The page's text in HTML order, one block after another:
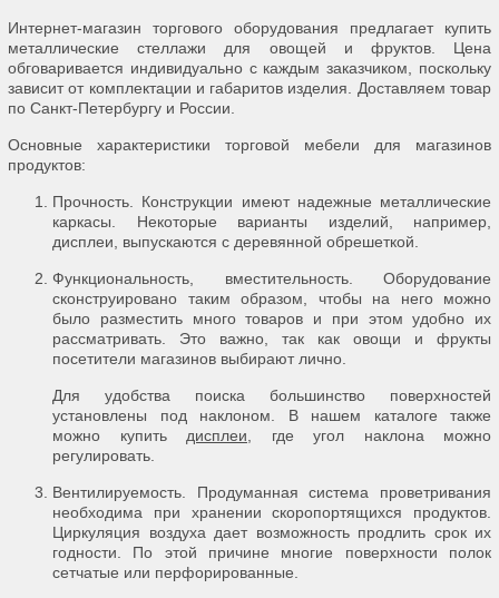
Интернет-магазин торгового оборудования предлагает купить
металлические стеллажи для овощей и фруктов. Цена
обговаривается индивидуально с каждым заказчиком, поскольку
зависит от комплектации и габаритов изделия. Доставляем товар
по Санкт-Петербургу и России.
Основные характеристики торговой мебели для магазинов
продуктов:
Прочность. Конструкции имеют надежные металлические
каркасы. Некоторые варианты изделий, например,
дисплеи, выпускаются с деревянной обрешеткой.
Функциональность, вместительность. Оборудование
сконструировано таким образом, чтобы на него можно
было разместить много товаров и при этом удобно их
рассматривать. Это важно, так как овощи и фрукты
посетители магазинов выбирают лично.
Для удобства поиска большинство поверхностей
установлены под наклоном. В нашем каталоге также
можно купить дисплеи , где угол наклона можно
регулировать.
Вентилируемость. Продуманная система проветривания
необходима при хранении скоропортящихся продуктов.
Циркуляция воздуха дает возможность продлить срок их
годности. По этой причине многие поверхности полок
сетчатые или перфорированные.